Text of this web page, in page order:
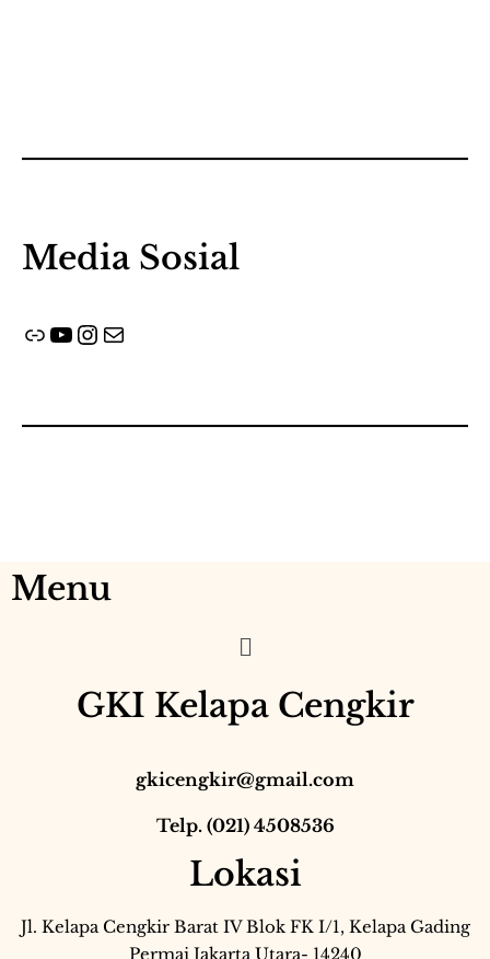
Media Sosial
Menu
GKI Kelapa Cengkir
gkicengkir@gmail.com
Telp. (021) 4508536
Lokasi
Jl. Kelapa Cengkir Barat IV Blok FK I/1, Kelapa Gading
Permai Jakarta Utara- 14240